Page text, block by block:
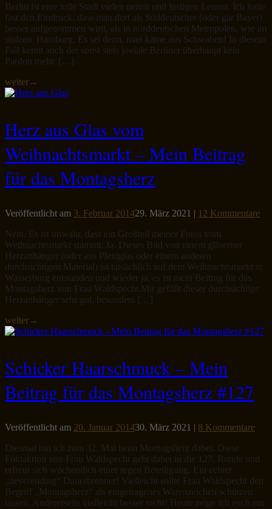
Berlin ist eine tolle Stadt vielen netten und lustigen Leuten. Ich hatte
fast den Eindruck, dass man dort als Süddeutscher (oder gar Bayer)
besser aufgenommen wird, als in norddeutschen Metropolen, wie im
stolzen Hamburg. Es sei denn, man käme aus Schwaben! In diesem
Fall kennt auch der sonst stets joviale Berliner überhaupt kein
Pardon mehr. […]
weiter→
Herz aus Glas vom
Weihnachtsmarkt – Mein Beitrag
für das Montagsherz
Veröffentlicht am 3. Februar 201429. März 2021 | 12 Kommentare
Nein. Es ist unwahr, dass ein Großteil meiner Fotos vom
Weihnachtsmarkt stammt. Ja. Dieses Bild von einem gläserner
Herzanhänger (oder aus Plexiglas oder einem anderen
durchsichtigen Material) ist tatsächlich auf dem Weihnachtsmarkt in
Wasserburg entstanden und wieder ja, es ist mein Beitrag für das
Montagsherz von Frau Waldspecht.Mir gefällt dieser durchsichtige
Herzanhänger sehr gut, besonders […]
weiter→
Schicker Haarschmuck – Mein
Beitrag für das Montagsherz #127
Veröffentlicht am 20. Januar 201430. März 2021 | 8 Kommentare
Diesmal bin ich zum 32. Mal beim Montagsherz dabei. Diese
Fotoaktion von Frau Waldspecht geht dabei in die 127. Runde und
erfreut sich wöchentlich einer regen Beteiligung. Ein echter
„neverending“ Dauerbrenner! Vielleicht sollte Frau Waldspecht den
Begriff „Montagsherz“ als eingetragenes Warenzeichen schützen
lassen. Andererseits vielleicht besser nicht! Heute zeige ich euch ein